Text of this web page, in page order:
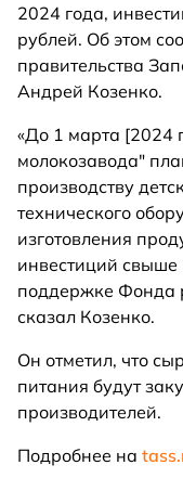
2024 года,
рублей. Об этом
правительства
Андрей Козенко.
«До 1 марта [2024
молокозавода"
производству
технического
изготовления
инвестиций свыше
поддержке Фонда
сказал Козенко.
Он отметил, что
питания будут
производителей.
Подробнее на